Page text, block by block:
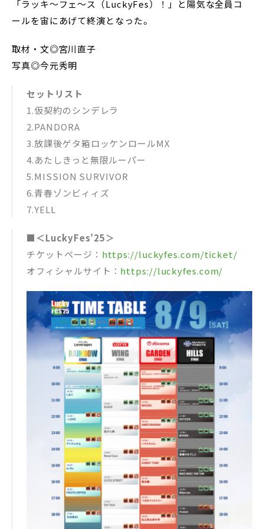
「ラッキ〜フェ〜ス（LuckyFes）！」と陽気な全員コ
ールを宙にあげて終演となった。
取材・文◎宮川直子
写真◎今元秀明
セットリスト
1.仮契約のシンデレラ
2.PANDORA
3.放課後ゲタ箱ロッケンロールMX
4.あたしきっと無限ルーパー
5.MISSION SURVIVOR
6.青春ゾンビィィズ
7.YELL
■＜LuckyFes’25＞
チケットページ： https://luckyfes.com/ticket/
オフィシャルサイト： https://luckyfes.com/